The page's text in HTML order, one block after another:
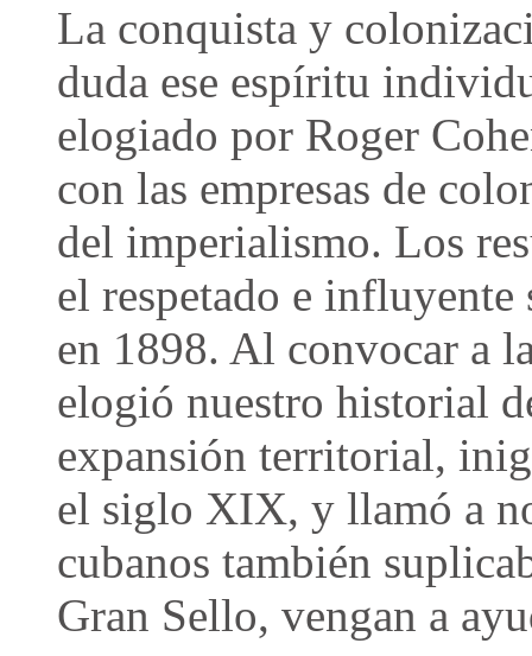
La conquista y
duda ese espíritu
elogiado por Roger
con las empresas de
del imperialismo. Los
el respetado e
en 1898. Al convocar a
elogió nuestro historial
expansión territorial,
el siglo XIX, y llamó a
cubanos también
Gran Sello, vengan a